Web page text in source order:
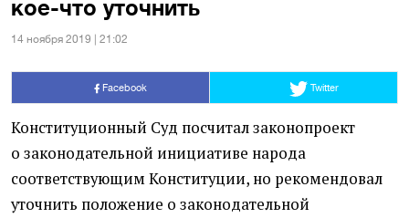
кое-что уточнить
14 ноября 2019 | 21:02
Facebook Twitter
Конституционный Суд посчитал законопроект
о законодательной инициативе народа
соответствующим Конституции, но рекомендовал
уточнить положение о законодательной